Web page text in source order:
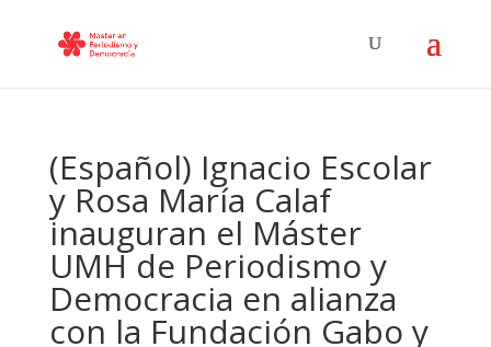
(Español) Ignacio Escolar
y Rosa María Calaf
inauguran el Máster
UMH de Periodismo y
Democracia en alianza
con la Fundación Gabo y